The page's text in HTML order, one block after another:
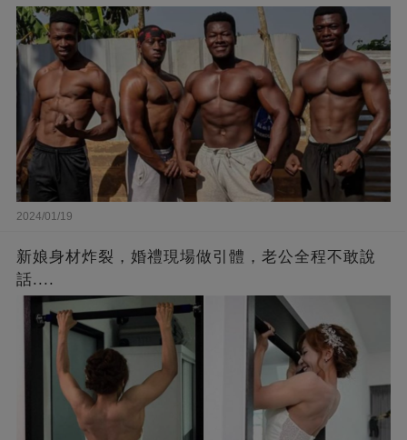
2024/01/19
新娘身材炸裂，婚禮現場做引體，老公全程不敢說
話....